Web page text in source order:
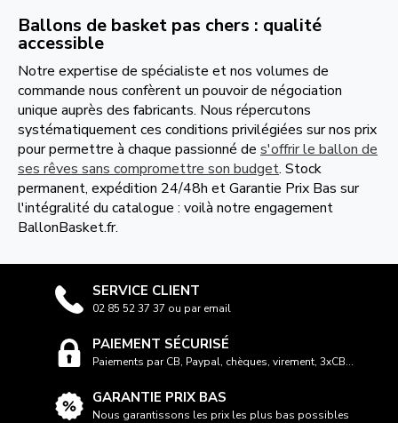
Ballons de basket pas chers : qualité
accessible
Notre expertise de spécialiste et nos volumes de
commande nous confèrent un pouvoir de négociation
unique auprès des fabricants. Nous répercutons
systématiquement ces conditions privilégiées sur nos prix
pour permettre à chaque passionné de s'offrir le ballon de
ses rêves sans compromettre son budget. Stock
permanent, expédition 24/48h et Garantie Prix Bas sur
l'intégralité du catalogue : voilà notre engagement
BallonBasket.fr.
SERVICE CLIENT
02 85 52 37 37 ou par email
PAIEMENT SÉCURISÉ
Paiements par CB, Paypal, chèques, virement, 3xCB...
GARANTIE PRIX BAS
Nous garantissons les prix les plus bas possibles